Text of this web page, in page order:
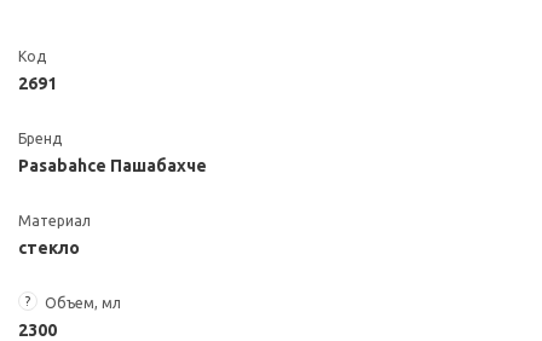
Код
2691
Бренд
Pasabahce Пашабахче
Материал
стекло
? Объем, мл
2300